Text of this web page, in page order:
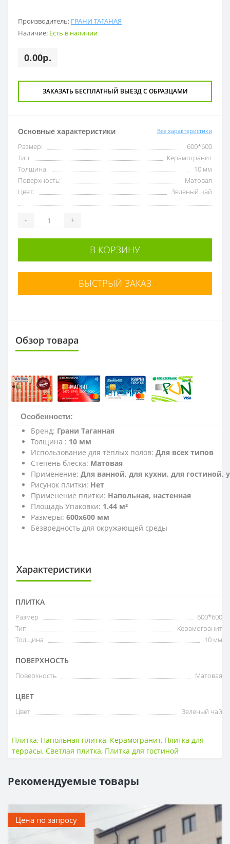
Производитель: ГРАНИ ТАГАНАЯ
Наличие: Есть в наличии
0.00р.
ЗАКАЗАТЬ БЕСПЛАТНЫЙ ВЫЕЗД С ОБРАЗЦАМИ
Основные характеристики Все характеристики
Размер:
600*600
Тип:
Керамогранит
Толщина:
10 мм
Поверхность:
Матовая
Цвет:
Зеленый чай
- +
В КОРЗИНУ
БЫСТРЫЙ ЗАКАЗ
Обзор товара
Особенности:
Бренд: Грани Таганная
Толщина : 10 мм
Использование для тёплых полов: Для всех типов
Степень блеска: Матовая
Применение: Для ванной, для кухни, для гостиной,
Рисунок плитки: Нет
Применение плитки: Напольная, настенная
Площадь Упаковки: 1.44 м²
Размеры: 600x600 мм
Безвредность для окружающей среды
Характеристики
ПЛИТКА
Размер
600*600
Тип
Керамогранит
Толщина
10 мм
ПОВЕРХНОСТЬ
Поверхность Матовая
ЦВЕТ
Цвет Зеленый чай
Плитка, Напольная плитка, Керамогранит, Плитка для
террасы,Светлая плитка, Плитка для гостиной
Рекомендуемые товары
Цена по запросу